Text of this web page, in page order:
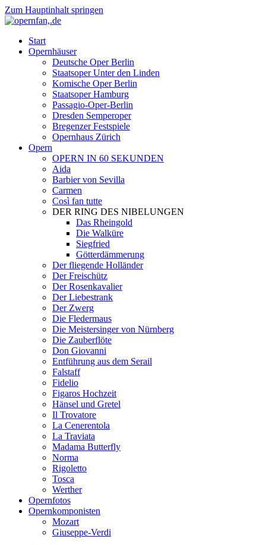
Zum Hauptinhalt springen
Start
Opernhäuser
Deutsche Oper Berlin
Staatsoper Unter den Linden
Komische Oper Berlin
Staatsoper Hamburg
Passagio-Oper-Berlin
Dresden Semperoper
Bregenzer Festspiele
Opernhaus Zürich
Opern
OPERN IN 60 SEKUNDEN
Aida
Barbier von Sevilla
Carmen
Così fan tutte
DER RING DES NIBELUNGEN
Das Rheingold
Die Walküre
Siegfried
Götterdämmerung
Der fliegende Holländer
Der Freischütz
Der Rosenkavalier
Der Liebestrank
Der Zwerg
Die Fledermaus
Die Meistersinger von Nürnberg
Die Zauberflöte
Don Giovanni
Entführung aus dem Serail
Falstaff
Fidelio
Figaros Hochzeit
Hänsel und Gretel
Il Trovatore
La Cenerentola
La Traviata
Madama Butterfly
Norma
Rigoletto
Tosca
Werther
Opernfotos
Opernkomponisten
Mozart
Giuseppe-Verdi